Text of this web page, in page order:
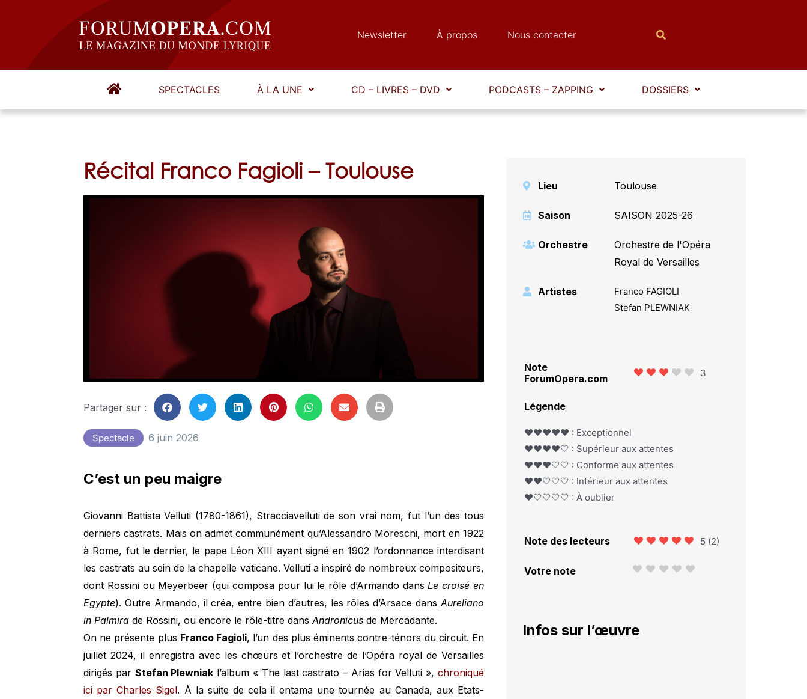
Newsletter À propos Nous contacter
SPECTACLES À LA UNE CD – LIVRES – DVD PODCASTS – ZAPPING DOSSIERS
Récital Franco Fagioli – Toulouse
Partager sur :
Spectacle 6 juin 2026
C’est un peu maigre
Giovanni Battista Velluti (1780-1861), Stracciavelluti de son vrai nom, fut l’un des tous
derniers castrats. Mais on admet communément qu’Alessandro Moreschi, mort en 1922
à Rome, fut le dernier, le pape Léon XIII ayant signé en 1902 l’ordonnance interdisant
les castrats au sein de la chapelle vaticane. Velluti a inspiré de nombreux compositeurs,
dont Rossini ou Meyerbeer (qui composa pour lui le rôle d’Armando dansLe croisé en
Egypte). Outre Armando, il créa, entre bien d’autres, les rôles d’Arsace dansAureliano
in Palmira de Rossini, ou encore le rôle-titre dansAndronicus de Mercadante.
On ne présente plus Franco Fagioli, l’un des plus éminents contre-ténors du circuit. En
juillet 2024, il enregistra avec les chœurs et l’orchestre de l’Opéra royal de Versailles
dirigés par Stefan Plewniak l’album « The last castrato – Arias for Velluti », chroniqué
ici par Charles Sigel. À la suite de cela il entama une tournée au Canada, aux Etats-
Lieu Toulouse
Saison SAISON 2025-26
Orchestre
Orchestre de l'Opéra
Royal de Versailles
Artistes
Franco FAGIOLI
Stefan PLEWNIAK
Note
ForumOpera.com
3
Légende
❤️❤️❤️❤️❤️ : Exceptionnel
❤️❤️❤️❤️🤍 : Supérieur aux attentes
❤️❤️❤️🤍🤍 : Conforme aux attentes
❤️❤️🤍🤍🤍 : Inférieur aux attentes
❤️🤍🤍🤍🤍 : À oublier
Note des lecteurs 5 (2)
Votre note
Infos sur l’œuvre